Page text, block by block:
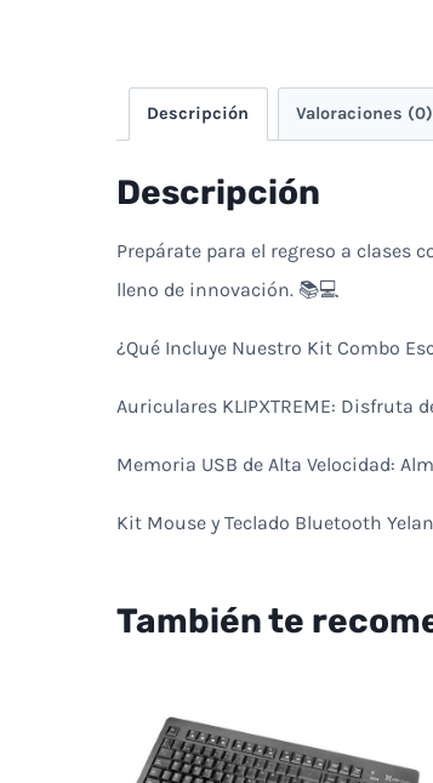
Descripción Valoraciones (0)
Descripción
Prepárate para el regreso a clases
lleno de innovación. 📚💻
¿Qué Incluye Nuestro Kit Combo
Auriculares KLIPXTREME:
Memoria USB de Alta Velocidad:
Kit Mouse y Teclado Bluetooth
También te